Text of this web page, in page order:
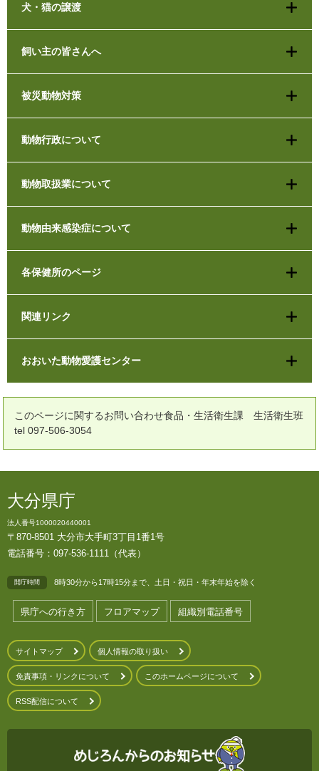
犬・猫の譲渡
飼い主の皆さんへ
被災動物対策
動物行政について
動物取扱業について
動物由来感染症について
各保健所のページ
関連リンク
おおいた動物愛護センター
このページに関するお問い合わせ食品・生活衛生課 生活衛生班
tel 097-506-3054
大分県庁
法人番号1000020440001
〒870-8501 大分市大手町3丁目1番1号
電話番号：097-536-1111（代表）
開庁時間 8時30分から17時15分まで、土日・祝日・年末年始を除く
県庁への行き方 フロアマップ 組織別電話番号
サイトマップ 個人情報の取り扱い
免責事項・リンクについて このホームページについて
RSS配信について